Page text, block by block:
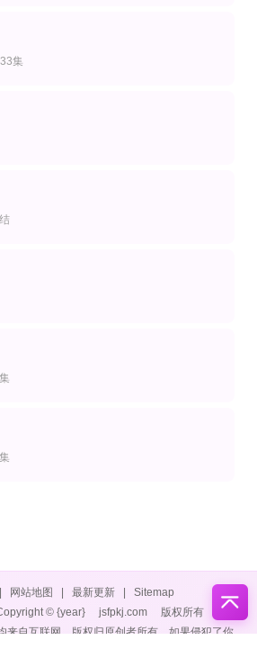
,山口香绪里,柳美稀,税所伊久磨,花柳のぞみ,竹内詩
介,池胁千鹤,伊藤步,石田壹成,中村爱美,麻生祐未,田
集
网站地图 最新更新
Sitemap
© {year} jsfpkj.com
版权所有
来自互联网，版权归原创者所有，如果侵犯了你